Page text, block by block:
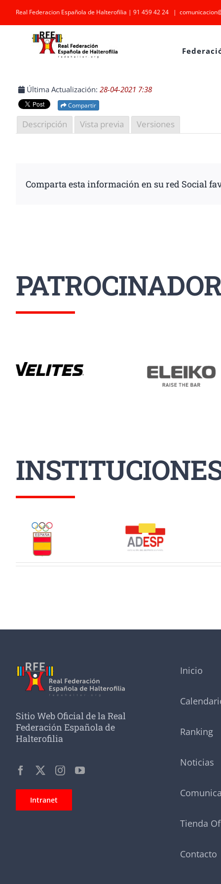
Saltar
al
contenido
Real Federacion Española de Halterofilia | 91 459 42 24 |
Última Actualización: 28-04-2021 7:38
Compartir
Descripción Vista previa Versiones
Comparta esta información en su red Social
Sitio Web Oficial de la Real
Federación Española de
Halterofilia
Intranet
Inicio
Ranking
Noticias
Tienda
Contacto